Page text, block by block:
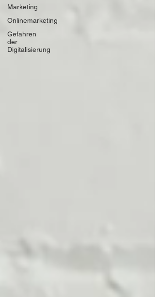
Marketing
Onlinemarketing
Gefahren
der
Digitalisierung